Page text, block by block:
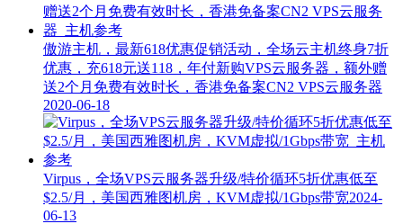
傲游主机，最新618优惠促销活动，全场云主机终身7折
优惠，充618元送118，年付新购VPS云服务器，额外赠
送2个月免费有效时长，香港免备案CN2 VPS云服务器
2020-06-18
Virpus，全场VPS云服务器升级/特价循环5折优惠低至
$2.5/月，美国西雅图机房，KVM虚拟/1Gbps带宽2024-
06-13